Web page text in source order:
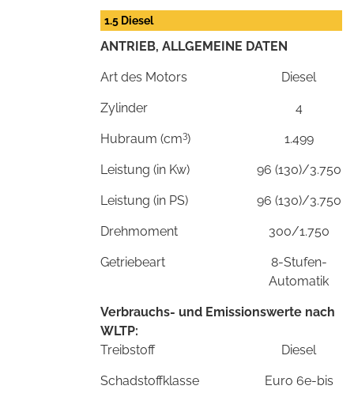
1.5 Diesel
ANTRIEB, ALLGEMEINE DATEN
Art des Motors Diesel
Zylinder 4
Hubraum (cm3) 1.499
Leistung (in Kw) 96 (130)/3.750
Leistung (in PS) 96 (130)/3.750
Drehmoment 300/1.750
Getriebeart
8-Stufen-
Automatik
Verbrauchs- und Emissionswerte nach
WLTP:
Treibstoff
Diesel
Schadstoffklasse Euro 6e-bis